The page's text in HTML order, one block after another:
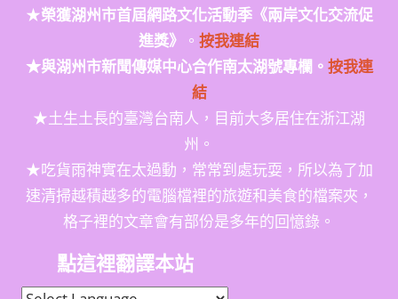
★榮獲湖州市首屆網路文化活動季《兩岸文化交流促
進獎》
。 按我連結
★與湖州市新聞傳媒中心合作南太湖號專欄。 按我連
結
★土生土長的臺灣台南人，目前大多居住在浙江湖
州。
★吃貨雨神實在太過動，常常到處玩耍，所以為了加
速清掃越積越多的電腦檔裡的旅遊和美食的檔案夾，
格子裡的文章會有部份是多年的回憶錄。
點這裡翻譯本站